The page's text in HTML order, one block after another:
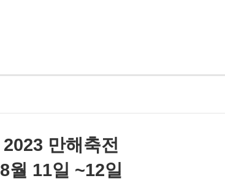
2023 만해축전
8월 11일 ~12일